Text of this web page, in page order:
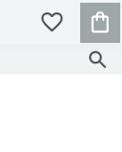
FAVORITER